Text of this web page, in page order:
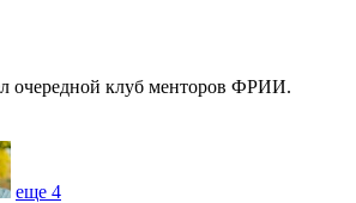
очередной клуб менторов ФРИИ.
еще 4